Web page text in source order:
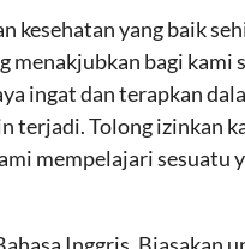
kesehatan yang baik
bagi kami
ingat dan terapkan
terjadi. Tolong izinkan
mempelajari sesuatu